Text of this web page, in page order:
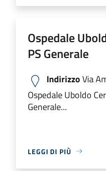
Ospedale
PS Generale
IndirizzoVia
Ospedale Uboldo
Generale...
LEGGI DI PIÙ